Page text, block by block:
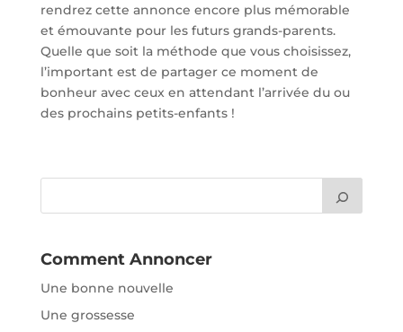
rendrez cette annonce encore plus mémorable
et émouvante pour les futurs grands-parents.
Quelle que soit la méthode que vous choisissez,
l’important est de partager ce moment de
bonheur avec ceux en attendant l’arrivée du ou
des prochains petits-enfants !
Comment Annoncer
Une bonne nouvelle
Une grossesse